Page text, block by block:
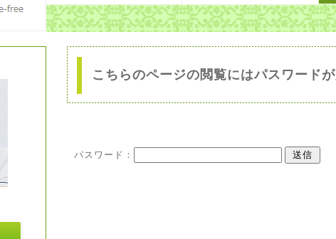
こちらのページの閲覧にはパスワード
パスワード：